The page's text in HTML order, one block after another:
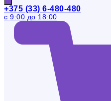
+375 (33) 6-480-480
с 9:00 до 18:00